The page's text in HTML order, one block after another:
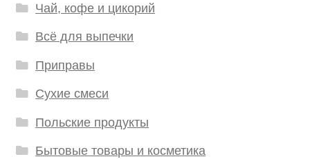
Чай, кофе и цикорий
Всё для выпечки
Приправы
Сухие смеси
Польские продукты
Бытовые товары и косметика